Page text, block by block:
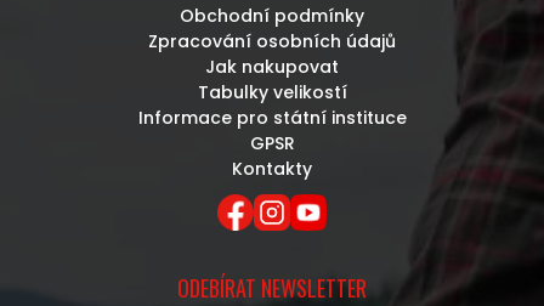
Obchodní podmínky
Zpracování osobních údajů
Jak nakupovat
Tabulky velikostí
Informace pro státní instituce
GPSR
Kontakty
ODEBÍRAT NEWSLETTER